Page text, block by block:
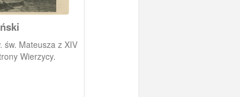
św. Mateusza z XIV
Wierzycy.